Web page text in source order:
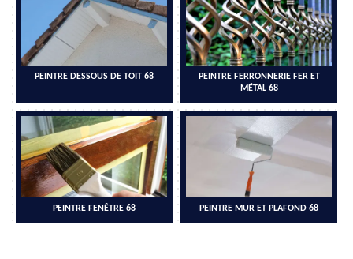
PEINTRE DESSOUS DE TOIT 68
PEINTRE FERRONNERIE FER ET
MÉTAL 68
PEINTRE FENÊTRE 68 PEINTRE MUR ET PLAFOND 68